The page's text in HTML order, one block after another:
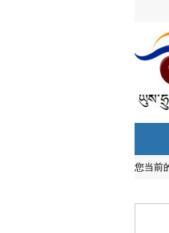
您当前